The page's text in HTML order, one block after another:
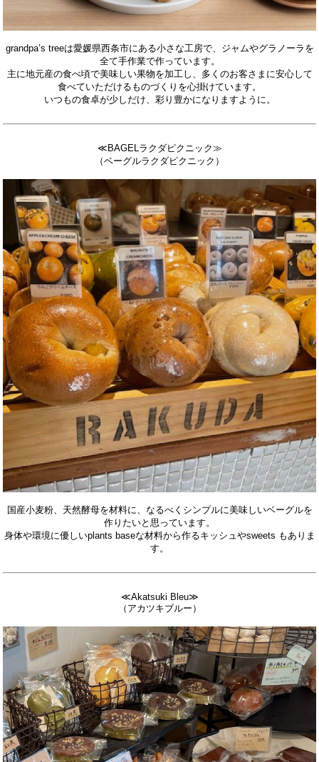
grandpa’s treeは愛媛県西条市にある小さな工房で、ジャムやグラノーラを
全て手作業で作っています。
主に地元産の食べ頃で美味しい果物を加工し、多くのお客さまに安心して
食べていただけるものづくりを心掛けています。
いつもの食卓が少しだけ、彩り豊かになりますように。
≪BAGELラクダピクニック≫
（ベーグルラクダピクニック）
国産小麦粉、天然酵母を材料に、なるべくシンプルに美味しいベーグルを
作りたいと思っています。
身体や環境に優しいplants baseな材料から作るキッシュやsweets もありま
す。
≪Akatsuki Bleu≫
（アカツキブルー）